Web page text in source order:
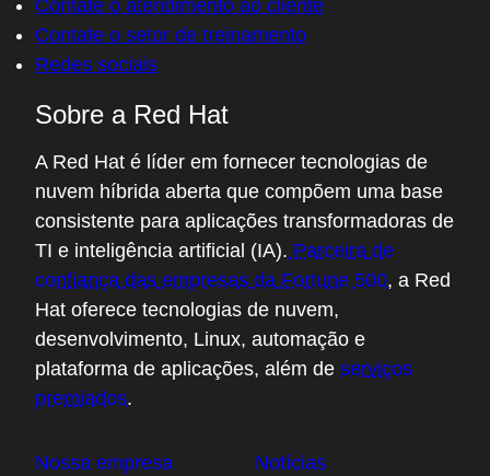
Contate o atendimento ao cliente
Contate o setor de treinamento
Redes sociais
Sobre a Red Hat
A Red Hat é líder em fornecer tecnologias de
nuvem híbrida aberta que compõem uma base
consistente para aplicações transformadoras de
TI e inteligência artificial (IA). Parceira de
confiança das empresas da Fortune 500, a Red
Hat oferece tecnologias de nuvem,
desenvolvimento, Linux, automação e
plataforma de aplicações, além de serviços
premiados.
Nossa empresa Notícias